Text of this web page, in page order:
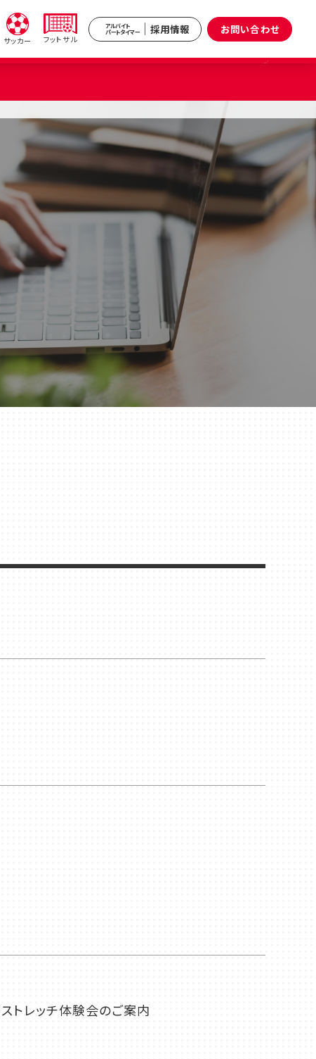
武蔵境
（武蔵野市）
杉
区）
サッカー フットサル
アルバイト
パートタイマー 採用情報 お問い合わせ
トレッチ体験会のご案内